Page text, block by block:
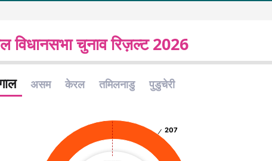
विधानसभा चुनाव रिज़ल्ट 2026